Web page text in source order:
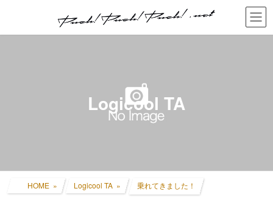
Logicool TA
HOME Logicool TA 乗れてきました！